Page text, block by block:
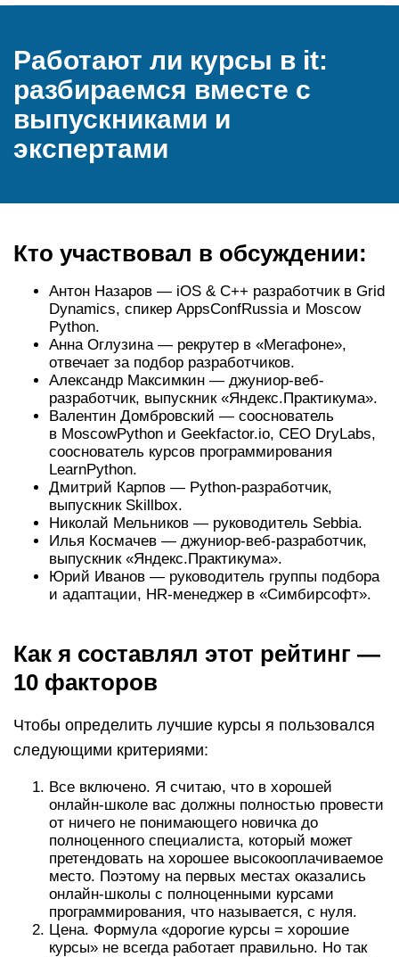
Работают ли курсы в it:
разбираемся вместе с
выпускниками и
экспертами
Кто участвовал в обсуждении:
Антон Назаров — iOS & C++ разработчик в Grid
Dynamics, спикер AppsConfRussia и Moscow
Python.
Анна Оглузина — рекрутер в «Мегафоне»,
отвечает за подбор разработчиков.
Александр Максимкин — джуниор-веб-
разработчик, выпускник «Яндекс.Практикума».
Валентин Домбровский — сооснователь
в MoscowPython и Geekfactor.io, CEO DryLabs,
сооснователь курсов программирования
LearnPython.
Дмитрий Карпов — Python-разработчик,
выпускник Skillbox.
Николай Мельников — руководитель Sebbia.
Илья Космачев — джуниор-веб-разработчик,
выпускник «Яндекс.Практикума».
Юрий Иванов — руководитель группы подбора
и адаптации, HR-менеджер в «Симбирсофт».
Как я составлял этот рейтинг —
10 факторов
Чтобы определить лучшие курсы я пользовался
следующими критериями:
Все включено. Я считаю, что в хорошей
онлайн-школе вас должны полностью провести
от ничего не понимающего новичка до
полноценного специалиста, который может
претендовать на хорошее высокооплачиваемое
место. Поэтому на первых местах оказались
онлайн-школы с полноценными курсами
программирования, что называется, с нуля.
Цена. Формула «дорогие курсы = хорошие
курсы» не всегда работает правильно. Но так